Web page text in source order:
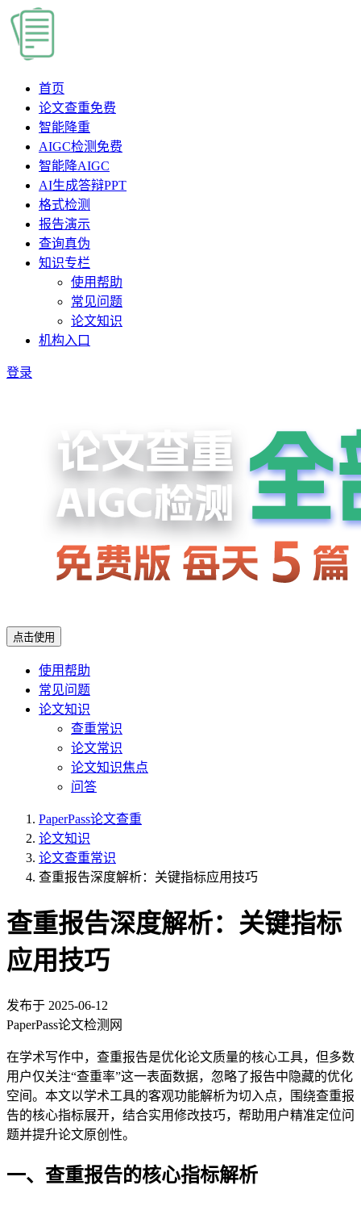
首页
论文查重免费
智能降重
AIGC检测 免费
智能降AIGC
AI生成答辩PPT
格式检测
报告演示
查询真伪
知识专栏
使用帮助
常见问题
论文知识
机构入口
登录
点击使用
使用帮助
常见问题
论文知识
查重常识
论文常识
论文知识焦点
问答
PaperPass论文查重
论文知识
论文查重常识
查重报告深度解析：关键指标应用技巧
查重报告深度解析：关键指标
应用技巧
发布于 2025-06-12
PaperPass论文检测网
在学术写作中，查重报告是优化论文质量的核心工具，但多数
用户仅关注“查重率”这一表面数据，忽略了报告中隐藏的优化
空间。本文以学术工具的客观功能解析为切入点，围绕查重报
告的核心指标展开，结合实用修改技巧，帮助用户精准定位问
题并提升论文原创性。
一、查重报告的核心指标解析